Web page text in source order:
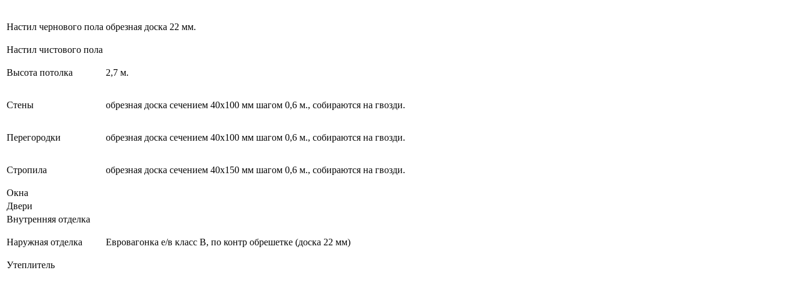
Настил чернового пола обрезная доска 22 мм.
Настил чистового пола
Высота потолка 2,7 м.
Стены обрезная доска сечением 40х100 мм шагом 0,6 м., собираются на гвозди.
Перегородки обрезная доска сечением 40х100 мм шагом 0,6 м., собираются на гвозди.
Стропила обрезная доска сечением 40х150 мм шагом 0,6 м., собираются на гвозди.
Окна
Двери
Внутренняя отделка
Наружная отделка Евровагонка е/в класс В, по контр обрешетке (доска 22 мм)
Утеплитель